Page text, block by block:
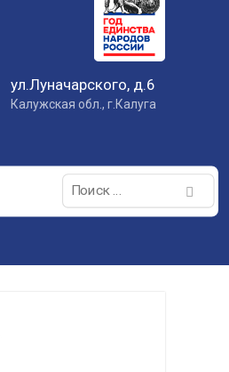
ул.Луначарского, д.6
Калужская обл., г.Калуга
Поиск: